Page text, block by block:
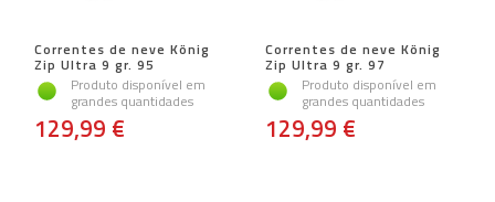
Correntes de neve König
Zip Ultra 9 gr. 95
Produto disponível em
grandes quantidades
129,99 €
Correntes de neve König
Zip Ultra 9 gr. 97
Produto disponível em
grandes quantidades
129,99 €